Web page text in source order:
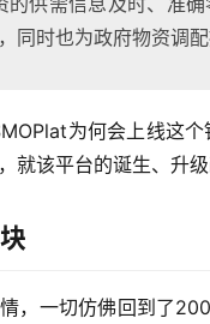
同时也为政府物资调
为何会上线这
就该平台的诞生、升
，一切仿佛回到了